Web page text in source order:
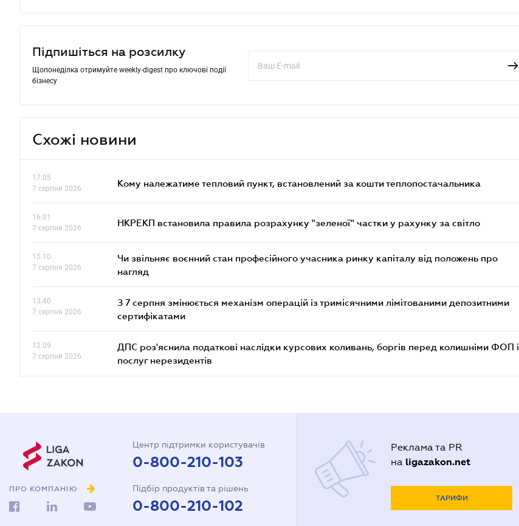
Підпишіться на розсилку
Щопонеділка отримуйте weekly-digest про ключові події
бізнесу
Схожі новини
17.05
7 серпня 2026
Кому належатиме тепловий пункт, встановлений за кошти теплопостачальника
16.01
7 серпня 2026
НКРЕКП встановила правила розрахунку "зеленої" частки у рахунку за світло
15.10
7 серпня 2026
Чи звільняє воєнний стан професійного учасника ринку капіталу від положень про
нагляд
13.40
7 серпня 2026
З 7 серпня змінюється механізм операцій із тримісячними лімітованими депозитними
сертифікатами
12.09
7 серпня 2026
ДПС роз'яснила податкові наслідки курсових коливань, боргів перед колишніми ФОП і
послуг нерезидентів
ПРО КОМПАНІЮ
Центр підтримки користувачів
0-800-210-103
Підбір продуктів та рішень
0-800-210-102
Реклама та PR
на ligazakon.net
ТАРИФИ